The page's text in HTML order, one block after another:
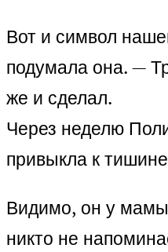
Вот и символ
подумала она. —
же и сделал.
Через неделю
привыкла к
Видимо, он у
никто не